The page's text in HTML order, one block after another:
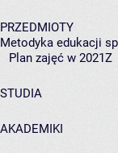
PRZEDMIOTY
Metodyka edukacji
Plan zajęć w 2021Z
STUDIA
AKADEMIKI